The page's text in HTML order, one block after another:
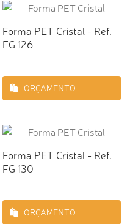
Forma PET Cristal - Ref.
FG 126
ORÇAMENTO
Forma PET Cristal - Ref.
FG 130
ORÇAMENTO